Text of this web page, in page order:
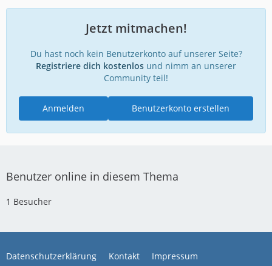
Jetzt mitmachen!
Du hast noch kein Benutzerkonto auf unserer Seite?
Registriere dich kostenlos und nimm an unserer
Community teil!
Benutzerkonto erstellen
Anmelden
Benutzer online in diesem Thema
1 Besucher
Datenschutzerklärung Kontakt Impressum